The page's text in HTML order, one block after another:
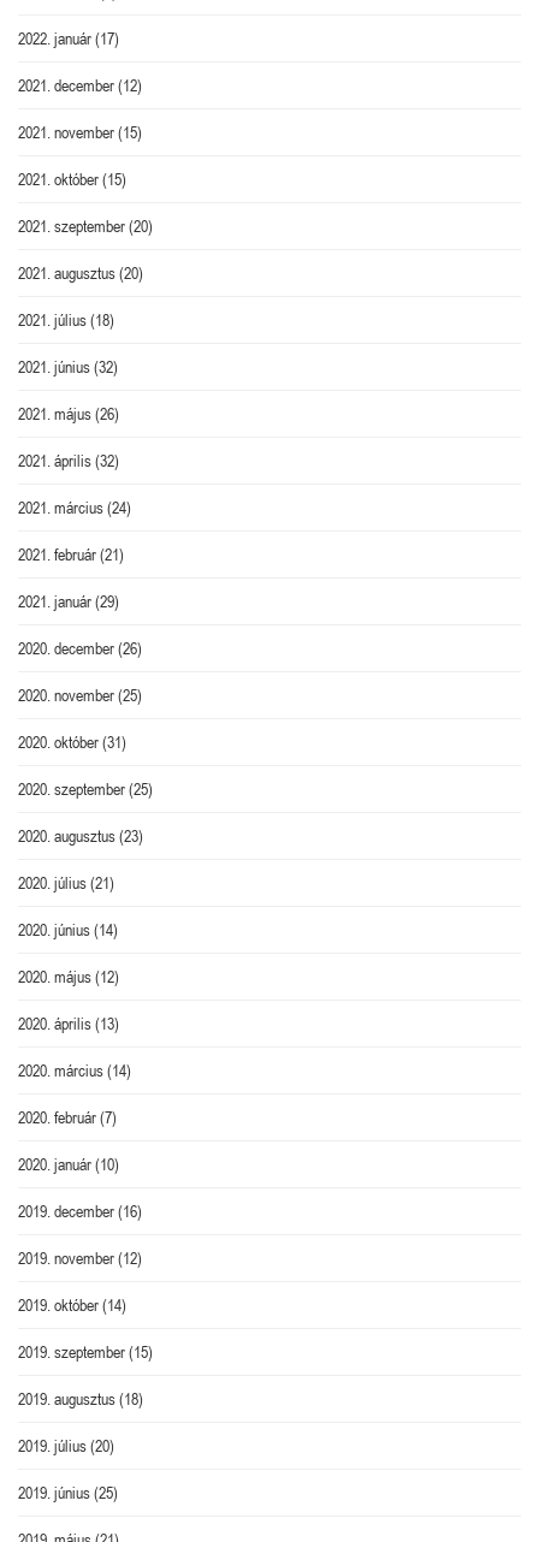
2022. január(17)
2021. december(12)
2021. november(15)
2021. október(15)
2021. szeptember(20)
2021. augusztus(20)
2021. július(18)
2021. június(32)
2021. május(26)
2021. április(32)
2021. március(24)
2021. február(21)
2021. január(29)
2020. december(26)
2020. november(25)
2020. október(31)
2020. szeptember(25)
2020. augusztus(23)
2020. július(21)
2020. június(14)
2020. május(12)
2020. április(13)
2020. március(14)
2020. február(7)
2020. január(10)
2019. december(16)
2019. november(12)
2019. október(14)
2019. szeptember(15)
2019. augusztus(18)
2019. július(20)
2019. június(25)